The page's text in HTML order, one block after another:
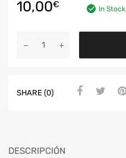
10,00€ In Stock
SHARE (0)
DESCRIPCIÓN